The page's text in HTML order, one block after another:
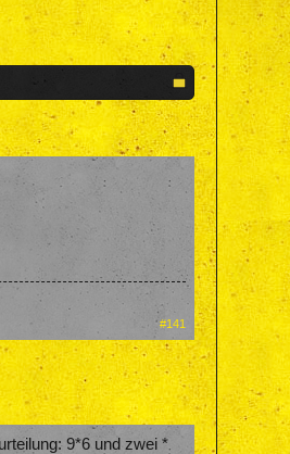
#141
9*6 und zwei *